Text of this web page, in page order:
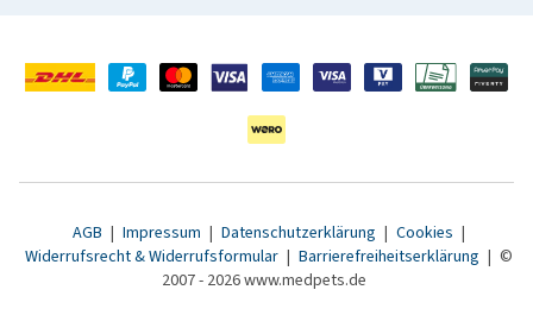
AGB | Impressum | Datenschutzerklärung | Cookies |
Widerrufsrecht & Widerrufsformular | Barrierefreiheitserklärung | ©
2007 - 2026 www.medpets.de